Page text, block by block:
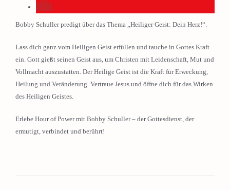
Bobby Schuller predigt über das Thema „Heiliger Geist: Dein Herz!“.
Lass dich ganz vom Heiligen Geist erfüllen und tauche in Gottes Kraft
ein. Gott gießt seinen Geist aus, um Christen mit Leidenschaft, Mut und
Vollmacht auszustatten. Der Heilige Geist ist die Kraft für Erweckung,
Heilung und Veränderung. Vertraue Jesus und öffne dich für das Wirken
des Heiligen Geistes.
Erlebe Hour of Power mit Bobby Schuller – der Gottesdienst, der
ermutigt, verbindet und berührt!